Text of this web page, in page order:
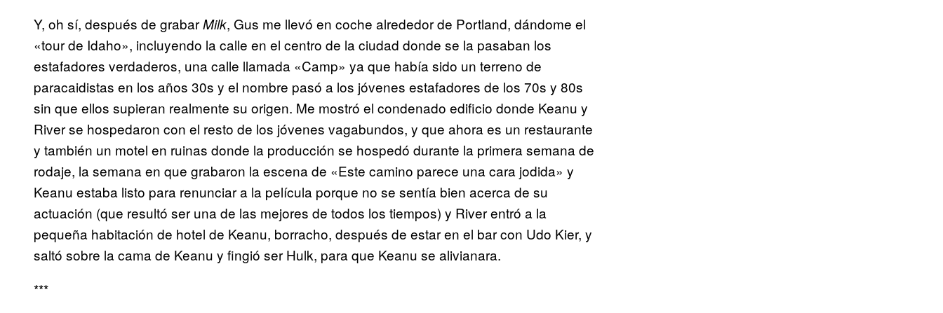
Y, oh sí, después de grabarMilk, Gus me llevó en coche alrededor de Portland, dándome el
«tour de Idaho», incluyendo la calle en el centro de la ciudad donde se la pasaban los
estafadores verdaderos, una calle llamada «Camp» ya que había sido un terreno de
paracaidistas en los años 30s y el nombre pasó a los jóvenes estafadores de los 70s y 80s
sin que ellos supieran realmente su origen. Me mostró el condenado edificio donde Keanu y
River se hospedaron con el resto de los jóvenes vagabundos, y que ahora es un restaurante
y también un motel en ruinas donde la producción se hospedó durante la primera semana de
rodaje, la semana en que grabaron la escena de «Este camino parece una cara jodida» y
Keanu estaba listo para renunciar a la película porque no se sentía bien acerca de su
actuación (que resultó ser una de las mejores de todos los tiempos) y River entró a la
pequeña habitación de hotel de Keanu, borracho, después de estar en el bar con Udo Kier, y
saltó sobre la cama de Keanu y fingió ser Hulk, para que Keanu se alivianara.
***